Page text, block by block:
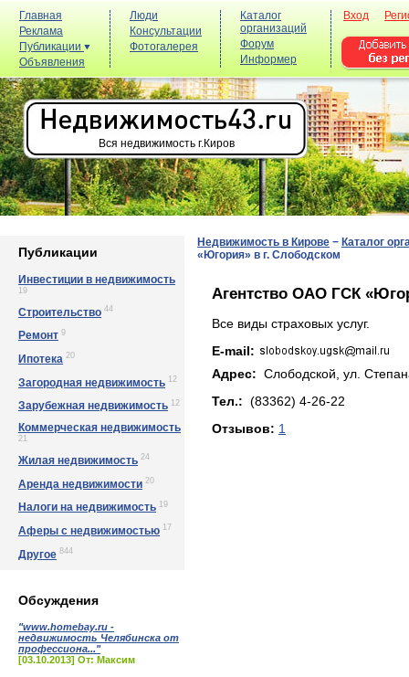
Главная
Реклама
Публикации
Объявления
Люди
Консультации
Фотогалерея
Каталог
организаций
Форум
Информер
Вход
Вся недвижимость г.Киров
Публикации
Инвестиции в недвижимость
19
Строительство 44
Ремонт 9
Ипотека 20
Загородная недвижимость 12
Зарубежная недвижимость 12
Коммерческая недвижимость
21
Жилая недвижимость 24
Аренда недвижимости 20
Налоги на недвижимость 19
Аферы с недвижимостью 17
Другое 844
Обсуждения
"www.homebay.ru -
недвижимость Челябинска от
профессиона..."
[03.10.2013] От: Максим
Недвижимость в Кирове − Каталог
«Югория» в г. Слободском
Агентство ОАО ГСК
Все виды страховых услуг.
E-mail:
Адрес: Слободской, ул.
Тел.: (83362) 4-26-22
Отзывов: 1